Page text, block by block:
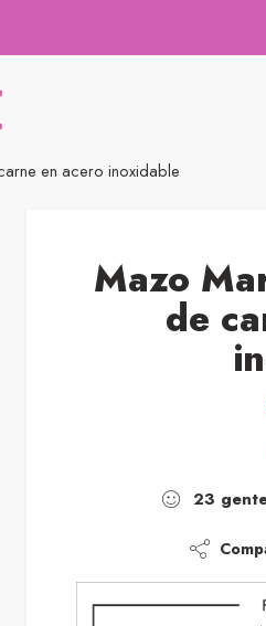
en acero inoxidable
Mazo
de
23